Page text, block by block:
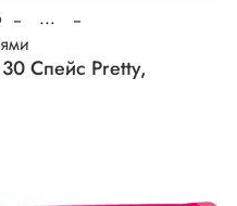
...
Спейс Pretty,